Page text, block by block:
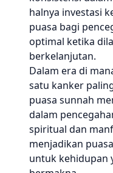
halnya investasi
puasa bagi
optimal ketika
berkelanjutan.
Dalam era di
satu kanker
puasa sunnah
dalam
spiritual dan
menjadikan
untuk kehidupan